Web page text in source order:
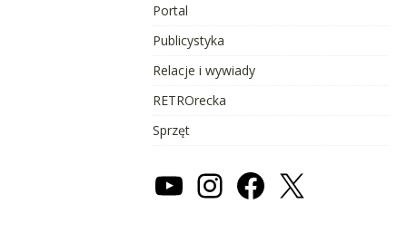
Portal
Publicystyka
Relacje i wywiady
RETROrecka
Sprzęt